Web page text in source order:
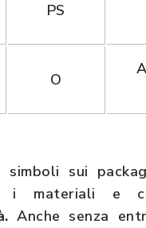
PS
O
simboli sui
i materiali e
Anche senza